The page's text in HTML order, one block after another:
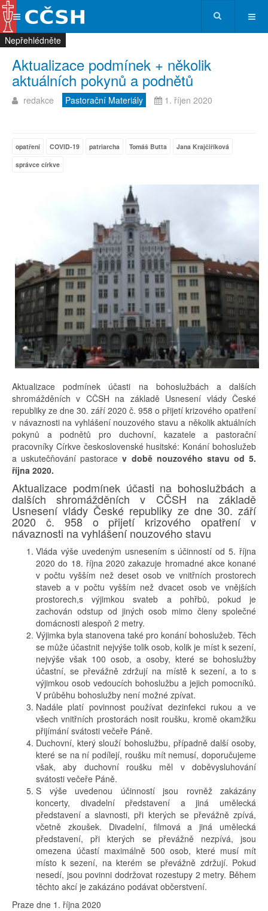
Aktualizace podmínek + několik
aktuálních pokynů a podnětů
redakce Pastorační Materiály 1. říjen 2020
opatření COVID-19 patriarcha Tomáš Butta
Jana Krajčiříková
správce církve
Aktualizace podmínek účasti na bohoslužbách a dalších
shromážděních v CČSH na základě Usnesení vlády České
republiky ze dne 30. září 2020 č. 958 o přijetí krizového opatření
v návaznosti na vyhlášení nouzového stavu a několik aktuálních
pokynů a podnětů pro duchovní, kazatele a pastorační
pracovníky Církve československé husitské: Konání bohoslužeb
a uskutečňování pastoracev době nouzového stavu od 5.
října 2020.
Aktualizace podmínek účasti na bohoslužbách a
dalších shromážděních v CČSH na základě
Usnesení vlády České republiky ze dne 30. září
2020 č. 958 o přijetí krizového opatření v
návaznosti na vyhlášení nouzového stavu
Vláda výše uvedeným usnesením s účinností od 5. října
2020 do 18. října 2020 zakazuje hromadné akce konané
v počtu vyšším než deset osob ve vnitřních prostorech
staveb a v počtu vyšším než dvacet osob ve vnějších
prostorech,s výjimkou svateb a pohřbů, pokud je
zachován odstup od jiných osob mimo členy společné
domácnosti alespoň 2 metry.
Výjimka byla stanovena také pro konání bohoslužeb. Těch
se může účastnit nejvýše tolik osob, kolik je míst k sezení,
nejvýše však 100 osob, a osoby, které se bohoslužby
účastní, se převážně zdržují na místě k sezení, a to s
výjimkou osob vedoucích bohoslužbu a jejich pomocníků.
V průběhu bohoslužby není možné zpívat.
Nadále platí povinnost používat dezinfekci rukou a ve
všech vnitřních prostorách nosit roušku, kromě okamžiku
přijímání svátosti večeře Páně.
Duchovní, který slouží bohoslužbu, případně další osoby,
které se na ní podílejí, roušku mít nemusí, doporučujeme
však, aby duchovní roušku měl v doběvysluhování
svátosti večeře Páně.
S výše uvedenou účinností jsou rovněž zakázány
koncerty, divadelní představení a jiná umělecká
představení a slavnosti, při kterých se převážně zpívá,
včetně zkoušek. Divadelní, filmová a jiná umělecká
představení, při kterých se převážně nezpívá, jsou
omezena účastí maximálně 500 osob, které musí mít
místo k sezení, na kterém se převážně zdržují. Pokud
nesedí, jsou povinni dodržovat rozestupy 2 metry. Během
těchto akcí je zakázáno podávat občerstvení.
Praze dne 1. října 2020
Nepřehlédněte
Nepřehlédněte
Nepřehlédněte
Nepřehlédněte